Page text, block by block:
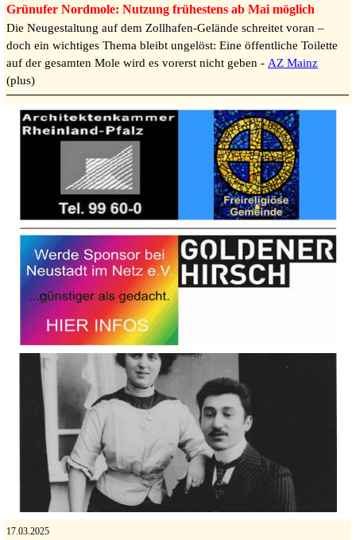
Grünufer Nordmole: Nutzung frühestens ab Mai möglich
Die Neugestaltung auf dem Zollhafen-Gelände schreitet voran –
doch ein wichtiges Thema bleibt ungelöst: Eine öffentliche Toilette
auf der gesamten Mole wird es vorerst nicht geben - AZ Mainz
(plus)
17.03.2025